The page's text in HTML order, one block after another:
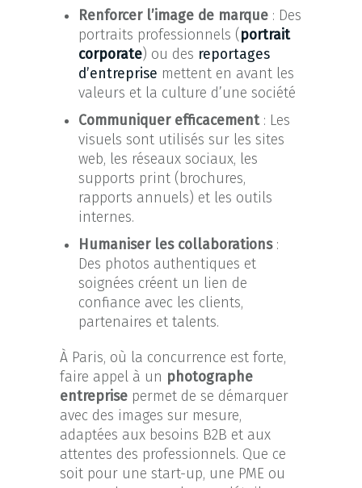
Renforcer l’image de marque: Des
portraits professionnels (portrait
corporate) ou des reportages
d’entreprise mettent en avant les
valeurs et la culture d’une société
Communiquer efficacement: Les
visuels sont utilisés sur les sites
web, les réseaux sociaux, les
supports print (brochures,
rapports annuels) et les outils
internes.
Humaniser les collaborations:
Des photos authentiques et
soignées créent un lien de
confiance avec les clients,
partenaires et talents.
À Paris, où la concurrence est forte,
faire appel à un photographe
entreprise permet de se démarquer
avec des images sur mesure,
adaptées aux besoins B2B et aux
attentes des professionnels. Que ce
soit pour une start-up, une PME ou